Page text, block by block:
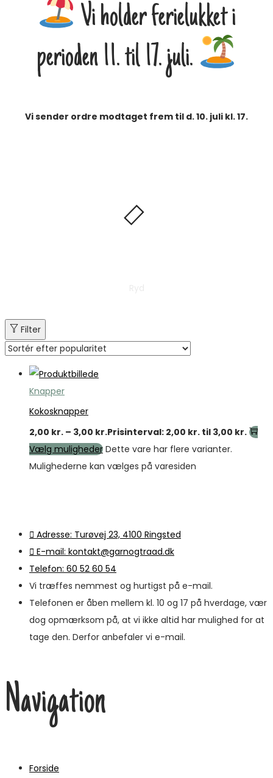
Vi holder ferielukket i
perioden 11. til 17. juli.
Vi sender ordre modtaget frem til d. 10. juli kl. 17.
Filter
Knapper
Kokosknapper
2,00 kr. – 3,00 kr.Prisinterval: 2,00 kr. til 3,00 kr.
Vælg muligheder Dette vare har flere varianter.
Mulighederne kan vælges på varesiden
Adresse: Turøvej 23, 4100 Ringsted
E-mail: kontakt@garnogtraad.dk
Telefon: 60 52 60 54
Vi træffes nemmest og hurtigst på e-mail.
Telefonen er åben mellem kl. 10 og 17 på hverdage, vær
dog opmærksom på, at vi ikke altid har mulighed for at
tage den. Derfor anbefaler vi e-mail.
Navigation
Forside